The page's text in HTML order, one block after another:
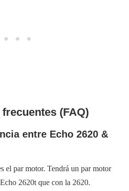
(FAQ)
entre Echo 2620 &
el par motor. Tendrá un par motor
2620t que con la 2620.